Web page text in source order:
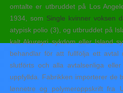
omtalte er utbruddet på Los
1934, som Single kvinner voksen
atypisk polio (3), og utbruddet på
kalt Akureyri sykdom eller Island
behandlar för att fullfölja ett
slutförts och alla avtalsenliga
uppfyllda. Fabrikken importerer de
lønnetre og polymeroppskrift fra